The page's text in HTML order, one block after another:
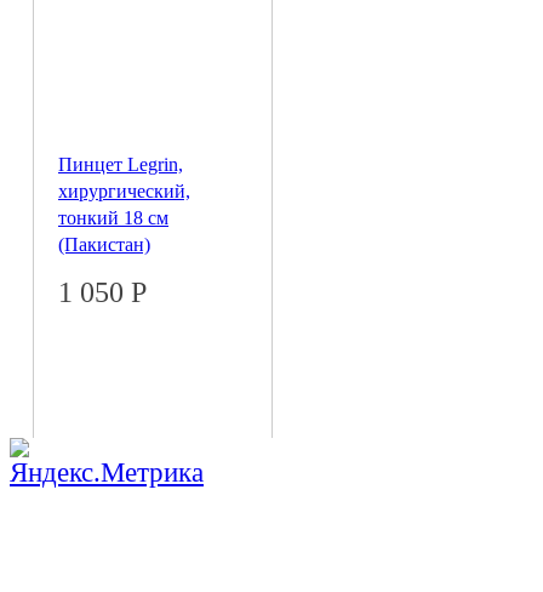
Пинцет Legrin,
хирургический,
тонкий 18 см
(Пакистан)
1 050 Р